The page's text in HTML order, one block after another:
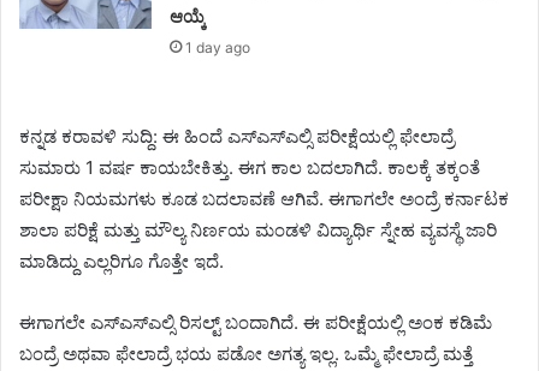
ಆಯ್ಕೆ
1 day ago
ಕನ್ನಡ ಕರಾವಳಿ ಸುದ್ದಿ: ಈ ಹಿಂದೆ ಎಸ್ಎಸ್ಎಲ್ಸಿ ಪರೀಕ್ಷೆಯಲ್ಲಿ ಫೇಲಾದ್ರೆ
ಸುಮಾರು 1 ವರ್ಷ ಕಾಯಬೇಕಿತ್ತು. ಈಗ ಕಾಲ ಬದಲಾಗಿದೆ. ಕಾಲಕ್ಕೆ ತಕ್ಕಂತೆ
ಪರೀಕ್ಷಾ ನಿಯಮಗಳು ಕೂಡ ಬದಲಾವಣೆ ಆಗಿವೆ. ಈಗಾಗಲೇ ಅಂದ್ರೆ ಕರ್ನಾಟಕ
ಶಾಲಾ ಪರಿಕ್ಷೆ ಮತ್ತು ಮೌಲ್ಯ ನಿರ್ಣಯ ಮಂಡಳಿ ವಿದ್ಯಾರ್ಥಿ ಸ್ನೇಹ ವ್ಯವಸ್ಥೆ ಜಾರಿ
ಮಾಡಿದ್ದು ಎಲ್ಲರಿಗೂ ಗೊತ್ತೇ ಇದೆ.
ಈಗಾಗಲೇ ಎಸ್ಎಸ್ಎಲ್ಸಿ ರಿಸಲ್ಟ್ ಬಂದಾಗಿದೆ. ಈ ಪರೀಕ್ಷೆಯಲ್ಲಿ ಅಂಕ ಕಡಿಮೆ
ಬಂದ್ರೆ ಅಥವಾ ಫೇಲಾದ್ರೆ ಭಯ ಪಡೋ ಅಗತ್ಯ ಇಲ್ಲ. ಒಮ್ಮೆ ಫೇಲಾದ್ರೆ ಮತ್ತೆ